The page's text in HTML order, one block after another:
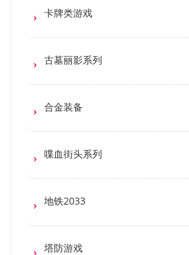
卡牌类游戏
古墓丽影系列
合金装备
喋血街头系列
地铁2033
塔防游戏